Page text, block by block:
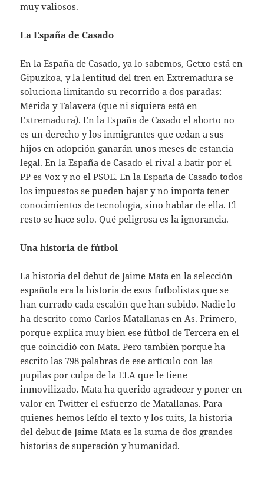
muy valiosos.
La España de Casado
En la España de Casado, ya lo sabemos, Getxo está en
Gipuzkoa, y la lentitud del tren en Extremadura se
soluciona limitando su recorrido a dos paradas:
Mérida y Talavera (que ni siquiera está en
Extremadura). En la España de Casado el aborto no
es un derecho y los inmigrantes que cedan a sus
hijos en adopción ganarán unos meses de estancia
legal. En la España de Casado el rival a batir por el
PP es Vox y no el PSOE. En la España de Casado todos
los impuestos se pueden bajar y no importa tener
conocimientos de tecnología, sino hablar de ella. El
resto se hace solo. Qué peligrosa es la ignorancia.
Una historia de fútbol
La historia del debut de Jaime Mata en la selección
española era la historia de esos futbolistas que se
han currado cada escalón que han subido. Nadie lo
ha descrito como Carlos Matallanas en As. Primero,
porque explica muy bien ese fútbol de Tercera en el
que coincidió con Mata. Pero también porque ha
escrito las 798 palabras de ese artículo con las
pupilas por culpa de la ELA que le tiene
inmovilizado. Mata ha querido agradecer y poner en
valor en Twitter el esfuerzo de Matallanas. Para
quienes hemos leído el texto y los tuits, la historia
del debut de Jaime Mata es la suma de dos grandes
historias de superación y humanidad.